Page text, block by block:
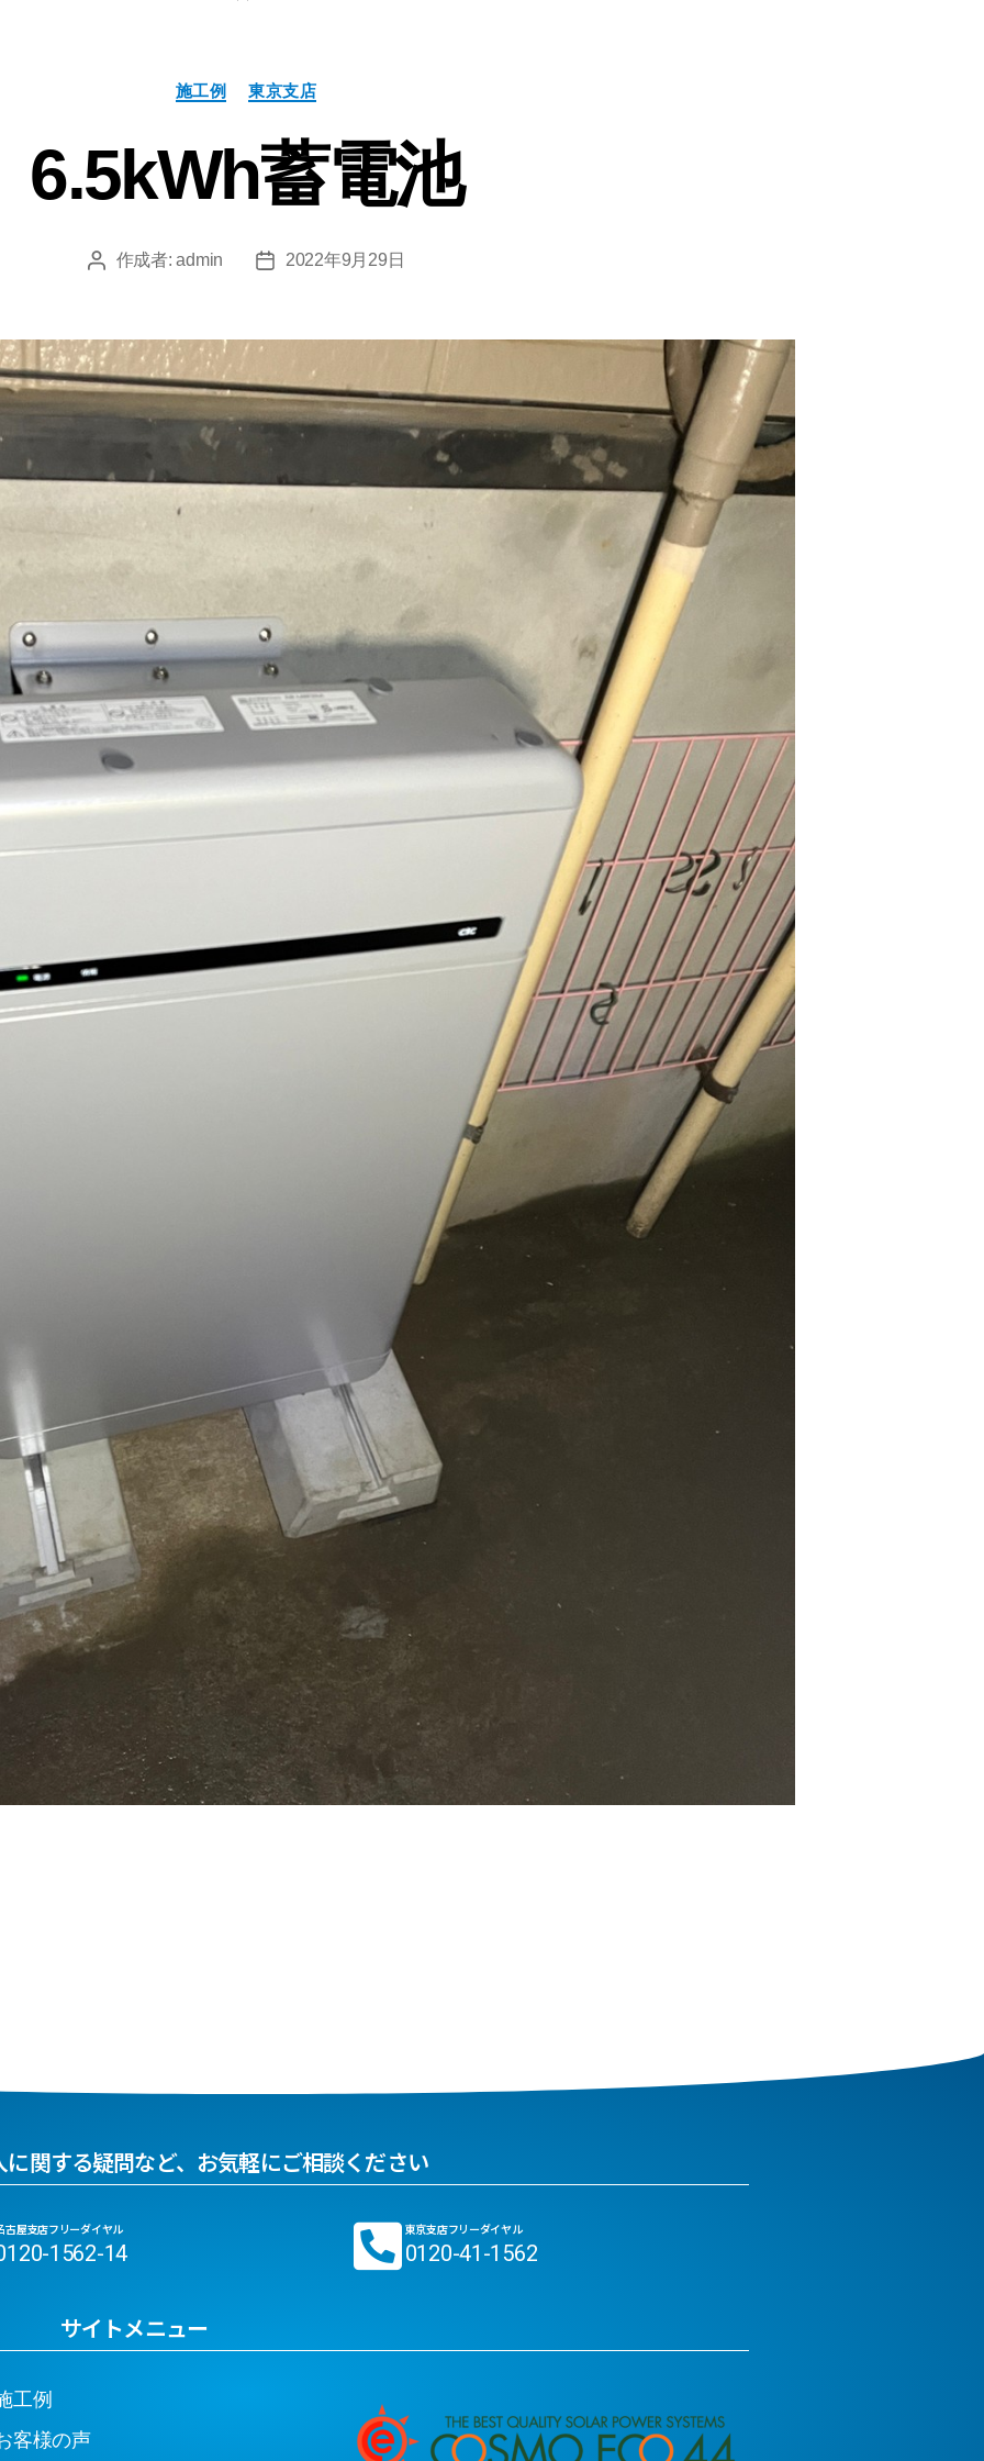
施工例 東京支店
6.5kWh蓄電池
作成者:admin 2022年9月29日
関する疑問など、お気軽にご相談ください
古屋支店フリーダイヤル
1562-14
東京支店フリーダイヤル
0120-41-1562
サイトメニュー
例
様の声